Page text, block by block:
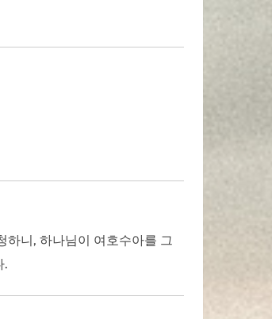
하니, 하나님이 여호수아를 그
.